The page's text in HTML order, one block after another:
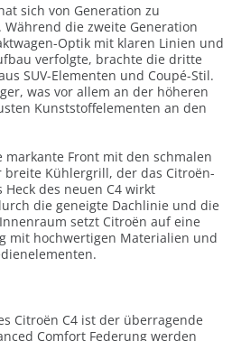
sich von Generation zu
die zweite Generation
Optik mit klaren Linien und
verfolgte, brachte die dritte
SUV-Elementen und Coupé-Stil.
was vor allem an der höheren
Kunststoffelementen an den
Front mit den schmalen
breite Kühlergrill, der das Citroën-
des neuen C4 wirkt
die geneigte Dachlinie und die
setzt Citroën auf eine
mit hochwertigen Materialien und
Citroën C4 ist der überragende
Comfort Federung werden